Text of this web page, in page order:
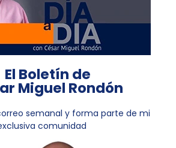
El Boletín de
Miguel Rondón
semanal y forma parte de mi
comunidad